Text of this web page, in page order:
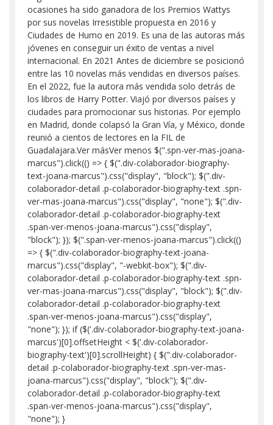
ocasiones ha sido ganadora de los Premios Wattys
por sus novelas Irresistible propuesta en 2016 y
Ciudades de Humo en 2019. Es una de las autoras más
jóvenes en conseguir un éxito de ventas a nivel
internacional.​ En 2021 Antes de diciembre se posicionó
entre las 10 novelas más vendidas en diversos países.​
En el 2022, fue la autora más vendida solo detrás de
los libros de Harry Potter. Viajó por diversos países y
ciudades para promocionar sus historias. Por ejemplo
en Madrid, donde colapsó la Gran Vía, y México, donde
reunió a cientos de lectores en la FIL de
Guadalajara.Ver másVer menos $(".spn-ver-mas-joana-
marcus").click(() => { $(".div-colaborador-biography-
text-joana-marcus").css("display", "block"); $(".div-
colaborador-detail .p-colaborador-biography-text .spn-
ver-mas-joana-marcus").css("display", "none"); $(".div-
colaborador-detail .p-colaborador-biography-text
.span-ver-menos-joana-marcus").css("display",
"block"); }); $(".span-ver-menos-joana-marcus").click(()
=> { $(".div-colaborador-biography-text-joana-
marcus").css("display", "-webkit-box"); $(".div-
colaborador-detail .p-colaborador-biography-text .spn-
ver-mas-joana-marcus").css("display", "block"); $(".div-
colaborador-detail .p-colaborador-biography-text
.span-ver-menos-joana-marcus").css("display",
"none"); }); if ($('.div-colaborador-biography-text-joana-
marcus')[0].offsetHeight < $('.div-colaborador-
biography-text')[0].scrollHeight) { $(".div-colaborador-
detail .p-colaborador-biography-text .spn-ver-mas-
joana-marcus").css("display", "block"); $(".div-
colaborador-detail .p-colaborador-biography-text
.span-ver-menos-joana-marcus").css("display",
"none"); }